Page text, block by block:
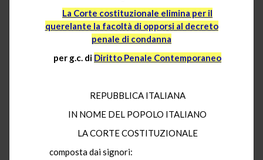
La Corte costituzionale elimina per il
querelante la facoltà di opporsi al decreto
penale di condanna
per g.c. di Diritto Penale Contemporaneo
REPUBBLICA ITALIANA
IN NOME DEL POPOLO ITALIANO
LA CORTE COSTITUZIONALE
composta dai signori: